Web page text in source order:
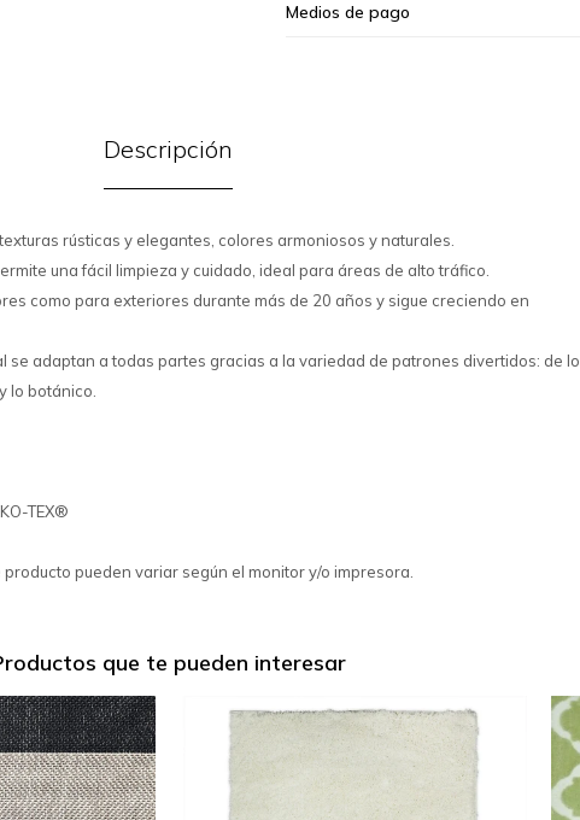
Medios de pago
Descripción
rústicas y elegantes, colores armoniosos y naturales.
una fácil limpieza y cuidado, ideal para áreas de alto tráfico.
como para exteriores durante más de 20 años y sigue creciendo en
se adaptan a todas partes gracias a la variedad de patrones divertidos: de lo
lo botánico.
TEX®
pueden variar según el monitor y/o impresora.
que te pueden interesar